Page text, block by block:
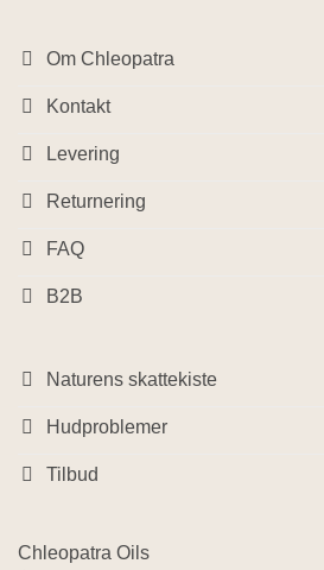
Om Chleopatra
Kontakt
Levering
Returnering
FAQ
B2B
Naturens skattekiste
Hudproblemer
Tilbud
Chleopatra Oils